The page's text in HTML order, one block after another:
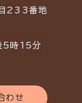
233番地
5時15分
わせ